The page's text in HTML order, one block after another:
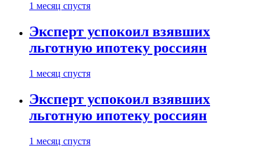
1 месяц спустя
Эксперт успокоил взявших
льготную ипотеку россиян
1 месяц спустя
Эксперт успокоил взявших
льготную ипотеку россиян
1 месяц спустя